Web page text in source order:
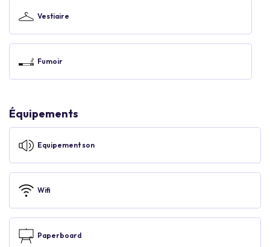
Vestiaire
Fumoir
Équipements
Equipement son
Wifi
Paperboard